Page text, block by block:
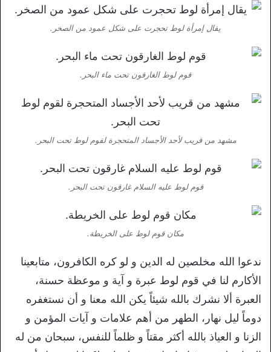
يقال إمرأة لوط تحجرت على شكل عمود من الصخر.
قوم لوط الغارقون تحت ماء البحر.
مشهد من قريب لأحد الأجساد المتحجرة لقوم لوط تحت البحر.
قوم لوط عليه السلام غارقون تحت البحر.
مكان قوم لوط على الخريطة.
ندعوا الله مخلصين له الدين و لو كره الكافرون، متابعينا
الأكارم لنا في قوم لوط عبرة و آية و موعظة حسنة،
العبرة ألا نشرك بالله شيئاً يكن الله معنا و أن نستغفره
دوماً ليل نهار، الطهر من أهم علامات و آيات المؤمن و
الزنا و العياذ بالله أكثر مقتاً و ظلماً للنفس، سبحان من له